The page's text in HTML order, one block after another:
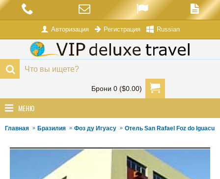
Авторизация Регистрация Russian
Брони 0 ($0.00)
МЕНЮ
Главная Бразилия Фоз ду Игуасу Отель San Rafael Foz do Iguacu